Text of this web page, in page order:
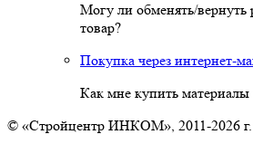
Могу ли обменять/
товар?
Покупка через интернет-
Как мне купить материалы
© «Стройцентр ИНКОМ», 2011-2026 г.